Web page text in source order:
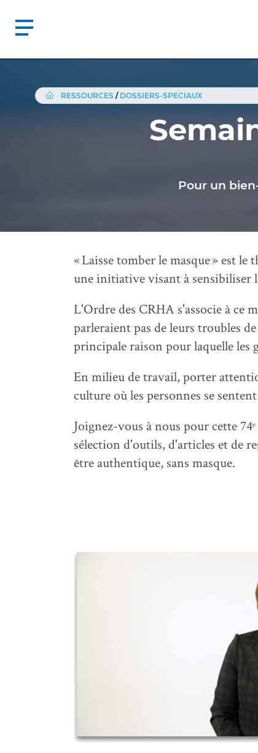
RESSOURCES / DOSSIERS-SPECIAUX
Pour un
« Laisse tomber le masque » est
une initiative visant à sensibiliser
L'Ordre des CRHA s'associe à ce
parleraient pas de leurs troubles
principale raison pour laquelle les
En milieu de travail, porter
culture où les personnes se
Joignez-vous à nous pour cette 74e
sélection d'outils, d'articles et de
être authentique, sans masque.